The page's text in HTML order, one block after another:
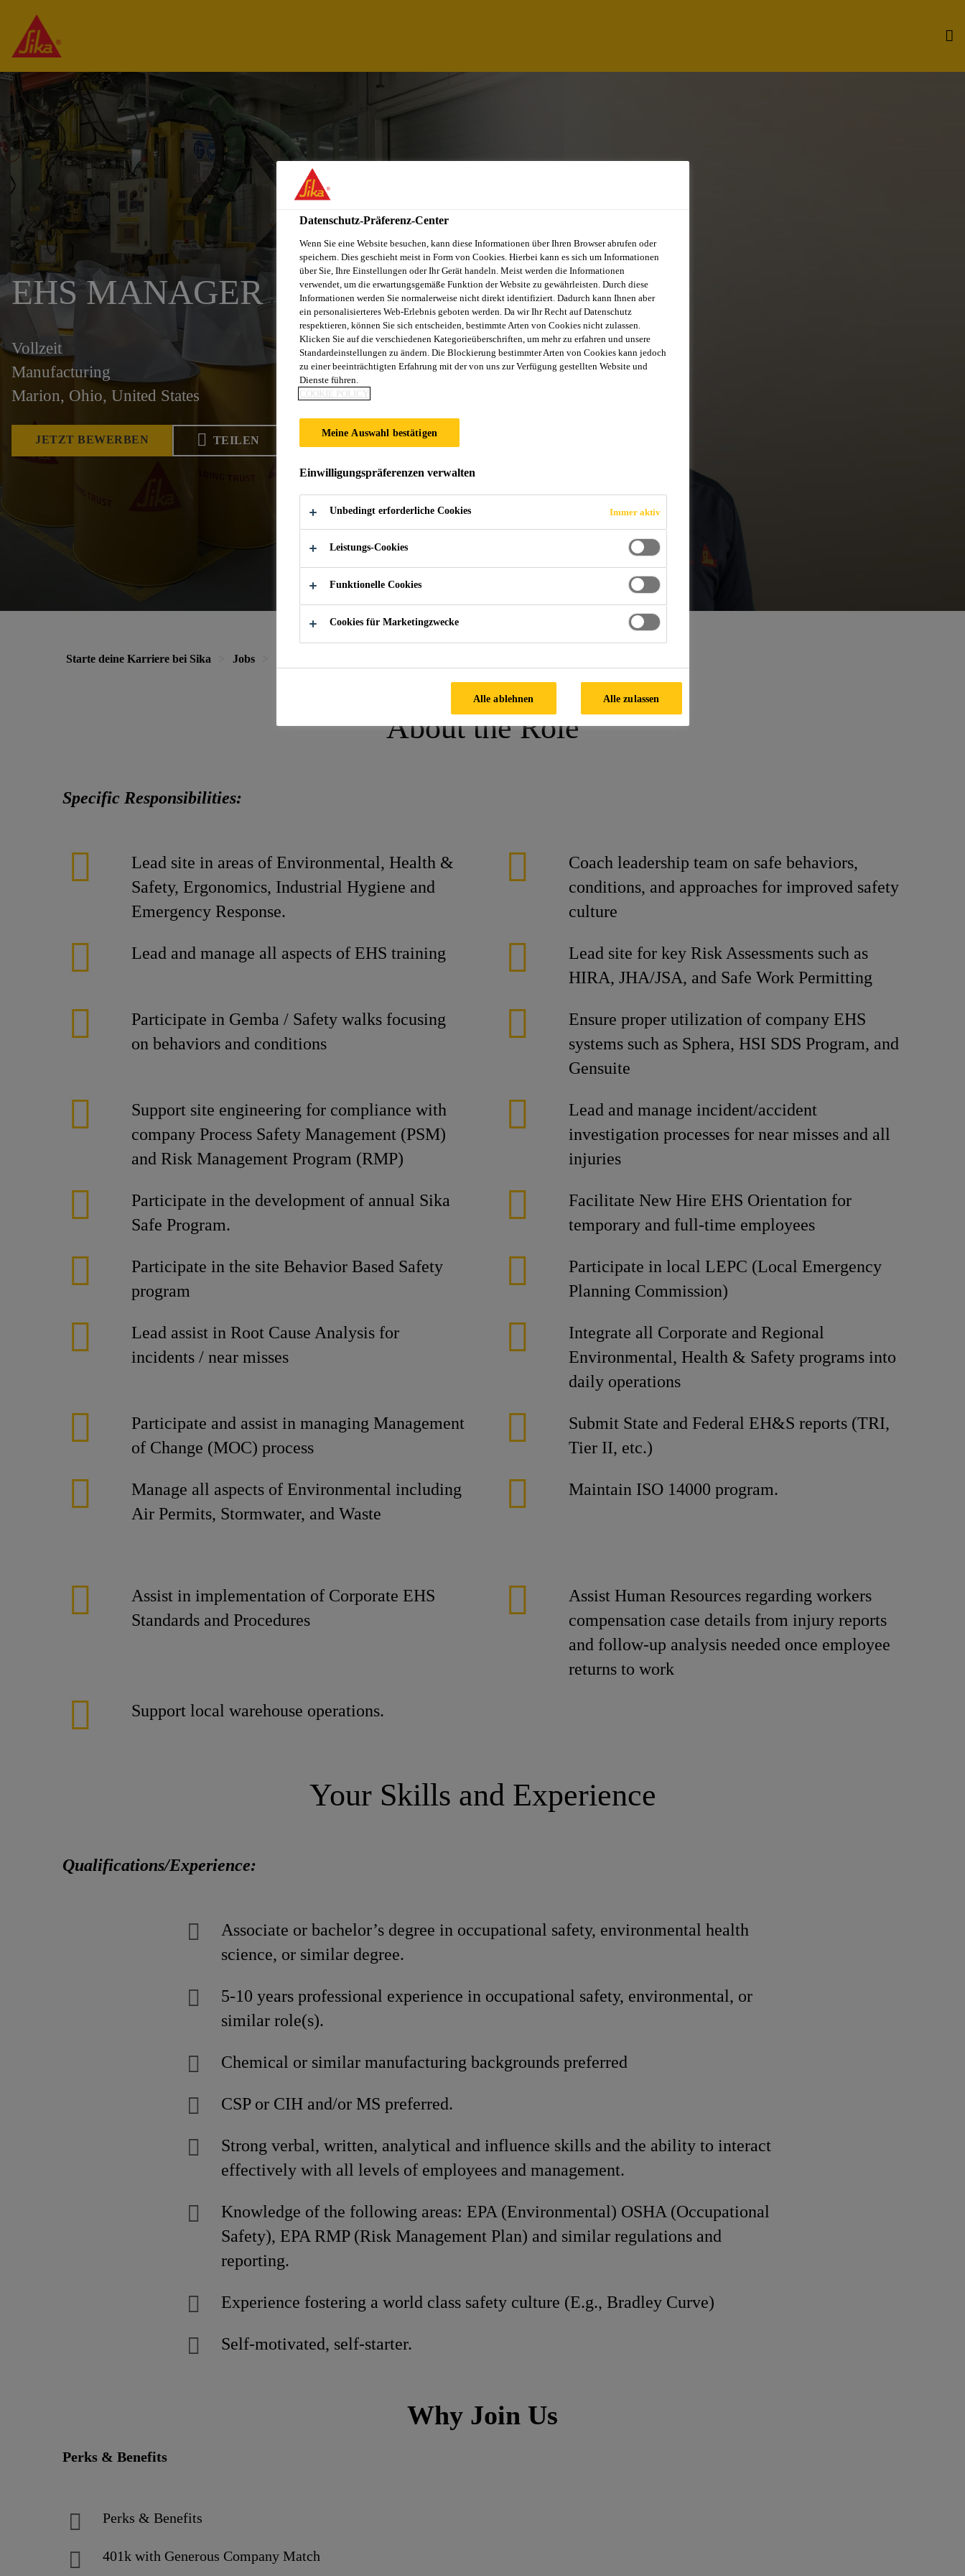
EHS MANAGER
Vollzeit
Manufacturing
Marion, Ohio, United States
JETZT BEWERBEN TEILEN
Starte deine Karriere bei Sika Jobs
About the Role
Specific Responsibilities:
Lead site in areas of Environmental, Health &
Safety, Ergonomics, Industrial Hygiene and
Emergency Response.
Coach leadership team on safe behaviors,
conditions, and approaches for improved safety
culture
Lead and manage all aspects of EHS training
Lead site for key Risk Assessments such as
HIRA, JHA/JSA, and Safe Work Permitting
Participate in Gemba / Safety walks focusing
on behaviors and conditions
Ensure proper utilization of company EHS
systems such as Sphera, HSI SDS Program, and
Gensuite
Support site engineering for compliance with
company Process Safety Management (PSM)
and Risk Management Program (RMP)
Lead and manage incident/accident
investigation processes for near misses and all
injuries
Participate in the development of annual Sika
Safe Program.
Facilitate New Hire EHS Orientation for
temporary and full-time employees
Participate in the site Behavior Based Safety
program
Participate in local LEPC (Local Emergency
Planning Commission)
Lead assist in Root Cause Analysis for
incidents / near misses
Integrate all Corporate and Regional
Environmental, Health & Safety programs into
daily operations
Participate and assist in managing Management
of Change (MOC) process
Submit State and Federal EH&S reports (TRI,
Tier II, etc.)
Manage all aspects of Environmental including
Air Permits, Stormwater, and Waste
Maintain ISO 14000 program.
Assist in implementation of Corporate EHS
Standards and Procedures
Assist Human Resources regarding workers
compensation case details from injury reports
and follow-up analysis needed once employee
returns to work
Support local warehouse operations.
Your Skills and Experience
Qualifications/Experience:
Associate or bachelor’s degree in occupational safety, environmental health
science, or similar degree.
5-10 years professional experience in occupational safety, environmental, or
similar role(s).
Chemical or similar manufacturing backgrounds preferred
CSP or CIH and/or MS preferred.
Strong verbal, written, analytical and influence skills and the ability to interact
effectively with all levels of employees and management.
Knowledge of the following areas: EPA (Environmental) OSHA (Occupational
Safety), EPA RMP (Risk Management Plan) and similar regulations and
reporting.
Experience fostering a world class safety culture (E.g., Bradley Curve)
Self-motivated, self-starter.
Why Join Us
Perks & Benefits
Perks & Benefits
401k with Generous Company Match
Datenschutz-Präferenz-Center
Wenn Sie eine Website besuchen, kann diese Informationen über Ihren Browser abrufen oder
speichern. Dies geschieht meist in Form von Cookies. Hierbei kann es sich um Informationen
über Sie, Ihre Einstellungen oder Ihr Gerät handeln. Meist werden die Informationen
verwendet, um die erwartungsgemäße Funktion der Website zu gewährleisten. Durch diese
Informationen werden Sie normalerweise nicht direkt identifiziert. Dadurch kann Ihnen aber
ein personalisierteres Web-Erlebnis geboten werden. Da wir Ihr Recht auf Datenschutz
respektieren, können Sie sich entscheiden, bestimmte Arten von Cookies nicht zulassen.
Klicken Sie auf die verschiedenen Kategorieüberschriften, um mehr zu erfahren und unsere
Standardeinstellungen zu ändern. Die Blockierung bestimmter Arten von Cookies kann jedoch
zu einer beeinträchtigten Erfahrung mit der von uns zur Verfügung gestellten Website und
Dienste führen.
COOKIE POLICY
Meine Auswahl bestätigen
Einwilligungspräferenzen verwalten
Unbedingt erforderliche Cookies Immer aktiv
Leistungs-Cookies
Funktionelle Cookies
Cookies für Marketingzwecke
Alle ablehnen Alle zulassen